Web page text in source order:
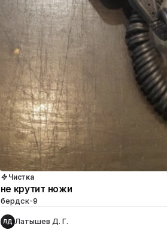
Чистка
не крутит ножи
бердск-9
ЛД Латышев Д. Г.